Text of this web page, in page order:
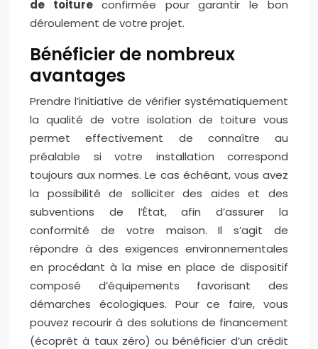
de toiture confirmée pour garantir le bon
déroulement de votre projet.
Bénéficier de nombreux
avantages
Prendre l’initiative de vérifier systématiquement
la qualité de votre isolation de toiture vous
permet effectivement de connaître au
préalable si votre installation correspond
toujours aux normes. Le cas échéant, vous avez
la possibilité de solliciter des aides et des
subventions de l’État, afin d’assurer la
conformité de votre maison. Il s’agit de
répondre à des exigences environnementales
en procédant à la mise en place de dispositif
composé d’équipements favorisant des
démarches écologiques. Pour ce faire, vous
pouvez recourir à des solutions de financement
(écoprêt à taux zéro) ou bénéficier d’un crédit